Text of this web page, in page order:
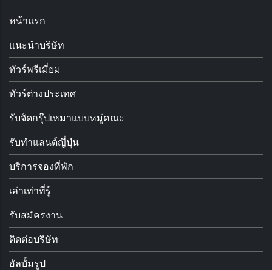
หน้าแรก
แนะนำบริษัท
ทัวร์พรีเมี่ยม
ทัวร์ต่างประเทศ
รับจัดกรุ๊ปเหมาแบบหมู่คณะ
รับทำแลนด์ญี่ปุ่น
บริการจองที่พัก
เล่าเท่าที่รู้
รับสมัครงาน
ติดต่อบริษัท
อัลบั้มรูป